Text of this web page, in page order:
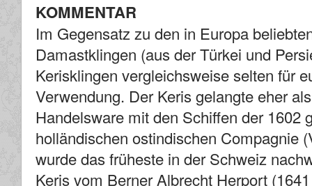
KOMMENTAR
Im Gegensatz zu den in Europa
Damastklingen (aus der Türkei und
Kerisklingen vergleichsweise selten für
Verwendung. Der Keris gelangte eher
Handelsware mit den Schiffen der 1602
holländischen ostindischen Compagnie
wurde das früheste in der Schweiz
Keris vom Berner Albrecht Herport